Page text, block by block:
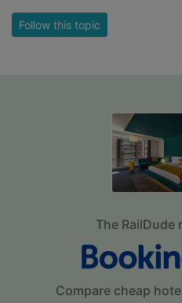
Follow this topic
The RailDude
Compare cheap